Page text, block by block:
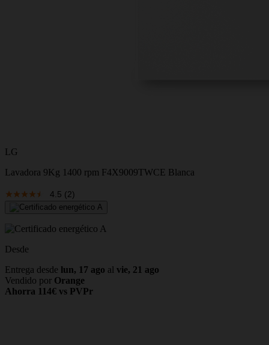
LG
Lavadora 9Kg 1400 rpm F4X9009TWCE Blanca
4.5 (2)
Desde
Entrega desde lun, 17 ago al vie, 21 ago
Vendido por Orange
Ahorra 114€ vs PVPr